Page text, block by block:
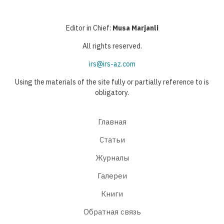
Editor in Chief: Musa Marjanli
All rights reserved.
irs@irs-az.com
Using the materials of the site fully or partially reference to is
obligatory.
Главная
Статьи
Журналы
Галереи
Книги
Обратная связь